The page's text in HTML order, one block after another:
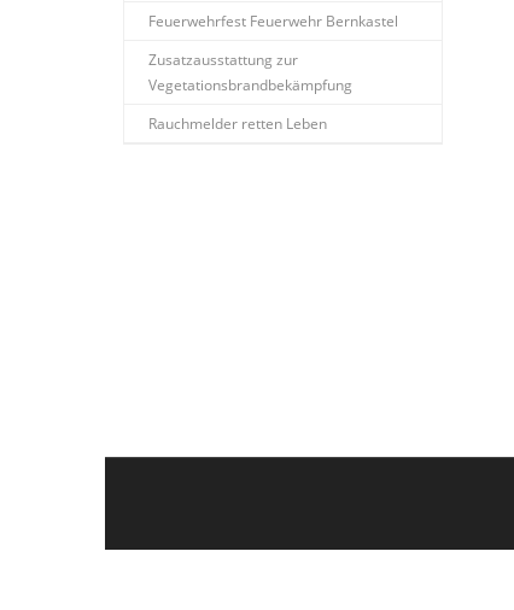
Feuerwehrfest Feuerwehr Bernkastel
Zusatzausstattung zur
Vegetationsbrandbekämpfung
Rauchmelder retten Leben